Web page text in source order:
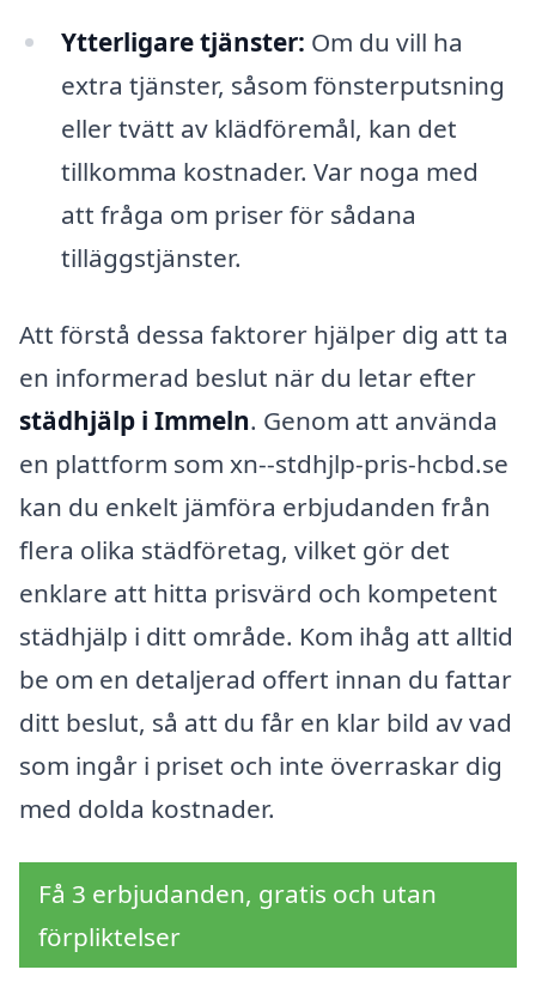
Ytterligare tjänster: Om du vill ha
extra tjänster, såsom fönsterputsning
eller tvätt av klädföremål, kan det
tillkomma kostnader. Var noga med
att fråga om priser för sådana
tilläggstjänster.
Att förstå dessa faktorer hjälper dig att ta
en informerad beslut när du letar efter
städhjälp i Immeln. Genom att använda
en plattform som xn--stdhjlp-pris-hcbd.se
kan du enkelt jämföra erbjudanden från
flera olika städföretag, vilket gör det
enklare att hitta prisvärd och kompetent
städhjälp i ditt område. Kom ihåg att alltid
be om en detaljerad offert innan du fattar
ditt beslut, så att du får en klar bild av vad
som ingår i priset och inte överraskar dig
med dolda kostnader.
Få 3 erbjudanden, gratis och utan
förpliktelser